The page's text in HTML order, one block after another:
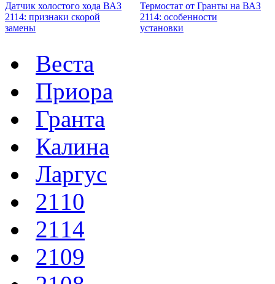
Датчик холостого хода ВАЗ
2114: признаки скорой
замены
Термостат от Гранты на ВАЗ
2114: особенности
установки
Веста
Приора
Гранта
Калина
Ларгус
2110
2114
2109